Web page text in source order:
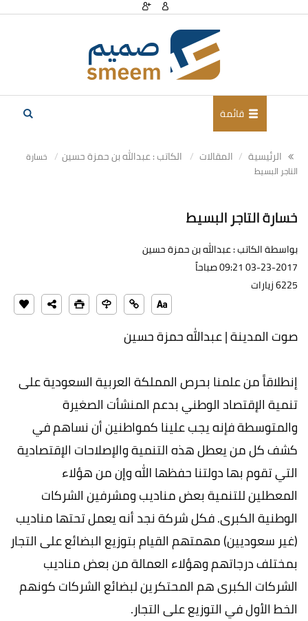
قائمة
الرئيسية المقالات الكاتب : عبدالله بن حمزة حسين
خسارة
التاجر البسيط
خسارة التاجر البسيط
بواسطة الكاتب : عبدالله بن حمزة حسين
03-23-2017 09:21 صباحاً
6225 زيارات
صوت المدينة | عبدالله حمزة حسين
إنطلاقاً من علمنا بحرص المملكة العربية السعودية على
تنمية الإقتصاد الوطني بدعم المنشأت الصغيرة
والمتوسطة فإنه يجب علينا كمواطنين أن نساهم في
كشف كل من يعطل هذه التنمية والإصلاحات الإقتصادية
التي تقوم بها دولتنا حفظها الله وإن من هؤلاء
المعطلين للتنمية بعض مناديب ومشرفين الشركات
الوطنية الكبرى. فكل شركة نجد أنه يعمل تحتها مناديب
(غير سعوديين) مهمتهم القيام بتوزيع البضائع على التجار
بمختلف درجاتهم وهؤلاء العمالة من بعض مناديب
الشركات الكبرى هم المحتكرين لبضائع الشركات كونهم
الخط الأول في التوزيع على التجار.